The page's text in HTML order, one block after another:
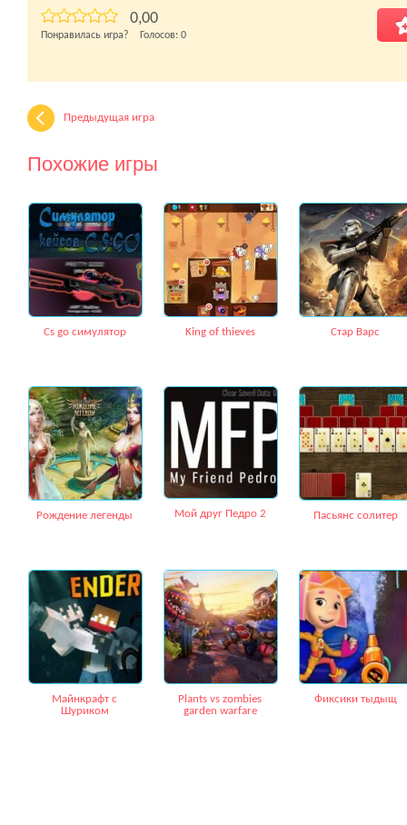
0,00
Понравилась игра? Голосов: 0
Предыдущая игра
Похожие игры
Сs go симулятор King of thieves Стар Варс
Рождение легенды Мой друг Педро 2 Пасьянс солитер
Майнкрафт с
Шуриком
Plants vs zombies
garden warfare
Фиксики тыдыщ